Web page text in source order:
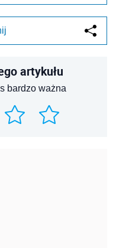
artykułu
bardzo ważna